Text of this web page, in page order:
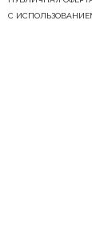
С ИСПОЛЬЗОВАНИЕМ